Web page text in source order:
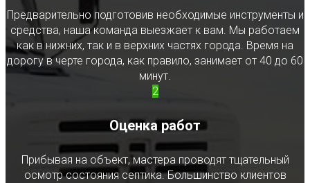
Предварительно подготовив необходимые инструменты и
средства, наша команда выезжает к вам. Мы работаем
как в нижних, так и в верхних частях города. Время на
дорогу в черте города, как правило, занимает от 40 до 60
минут.
2
Оценка работ
Прибывая на объект, мастера проводят тщательный
осмотр состояния септика. Большинство клиентов